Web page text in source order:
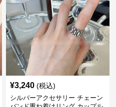
¥3,240 (税込)
シルバーアクセサリー チェーン